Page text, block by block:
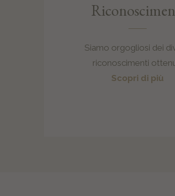
Siamo orgogliosi dei
riconoscimenti
Scopri di più